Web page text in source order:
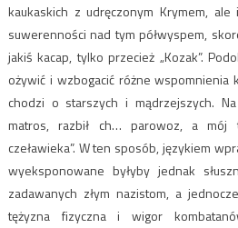
kaukaskich z udręczonym Krymem,
suwerenności nad tym półwyspem,
jakiś kacap, tylko przecież „Kozak”.
ożywić i wzbogacić różne wspomnienia
chodzi o starszych i mądrzejszych.
matros, razbił ch… parowoz, a mój
czeławieka”. W ten sposób, językiem
wyeksponowane byłyby jednak
zadawanych złym nazistom, a
tężyzna fizyczna i wigor